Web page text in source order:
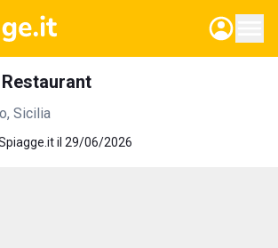
, Sicilia
il 29/06/2026